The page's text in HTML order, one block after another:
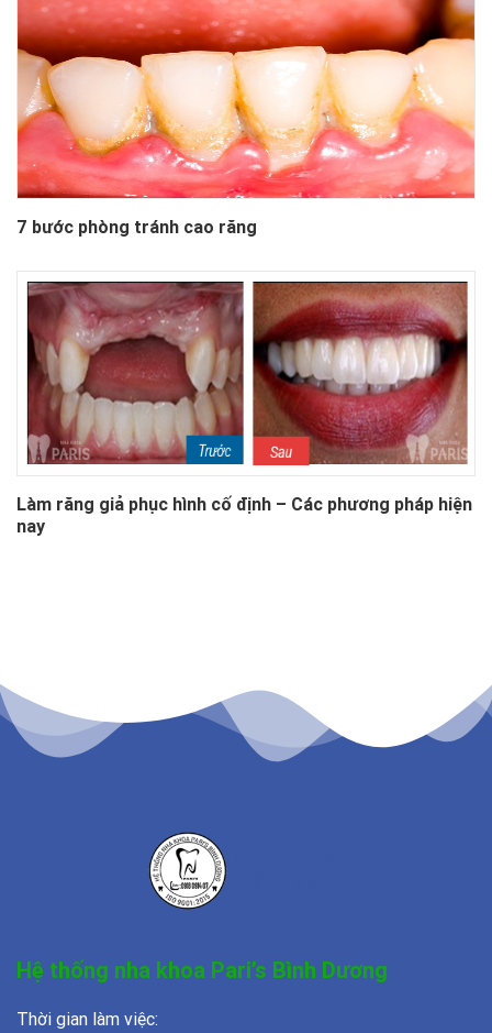
7 bước phòng tránh cao răng
Làm răng giả phục hình cố định – Các phương pháp hiện
nay
Hệ thống nha khoa Pari’s Bình Dương
Thời gian làm việc: